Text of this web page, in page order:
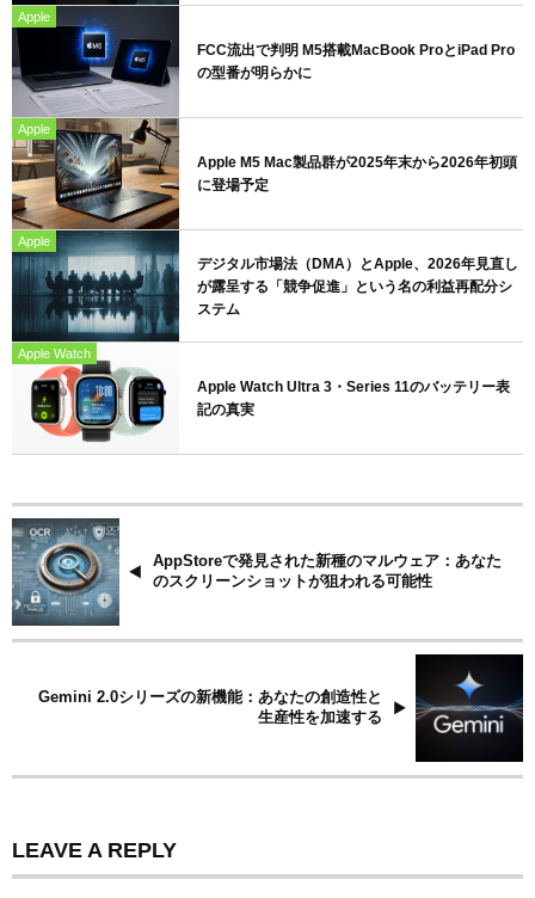
Apple
FCC流出で判明 M5搭載MacBook ProとiPad Pro
の型番が明らかに
Apple
Apple M5 Mac製品群が2025年末から2026年初頭
に登場予定
Apple
デジタル市場法（DMA）とApple、2026年見直し
が露呈する「競争促進」という名の利益再配分シ
ステム
Apple Watch
Apple Watch Ultra 3・Series 11のバッテリー表
記の真実
AppStoreで発見された新種のマルウェア：あなた
のスクリーンショットが狙われる可能性
Gemini 2.0シリーズの新機能：あなたの創造性と
生産性を加速する
LEAVE A REPLY